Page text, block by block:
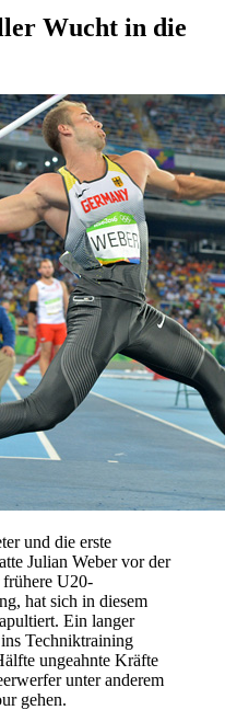
Wucht in die
und die erste
Julian Weber vor der
frühere U20-
hat sich in diesem
Ein langer
Techniktraining
ungeahnte Kräfte
unter anderem
gehen.